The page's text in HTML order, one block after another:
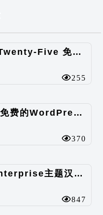
Twenty Twenty-Five 免费的WordPress内容主题
255
Site Kit 免费的WordPress数据统计插件
370
Clean Enterprise主题汉化包
847